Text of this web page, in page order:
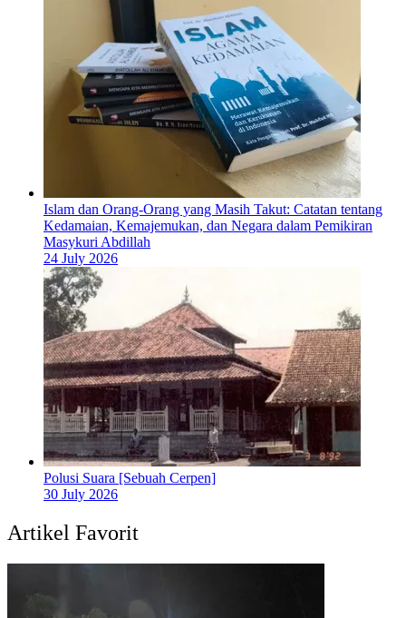
Islam dan Orang-Orang yang Masih Takut: Catatan tentang
Kedamaian, Kemajemukan, dan Negara dalam Pemikiran
Masykuri Abdillah
24 July 2026
Polusi Suara [Sebuah Cerpen]
30 July 2026
Artikel Favorit